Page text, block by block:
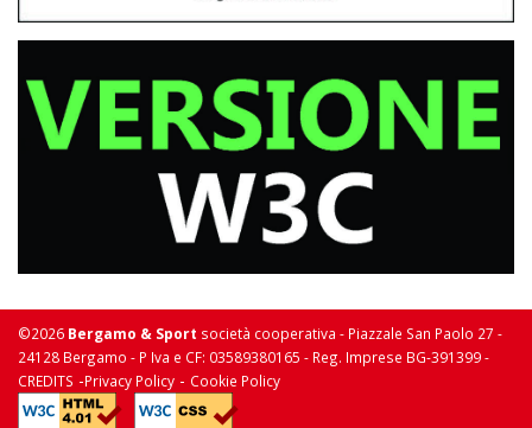
©2026 Bergamo & Sport società cooperativa - Piazzale San Paolo 27 -
24128 Bergamo - P Iva e CF: 03589380165 - Reg. Imprese BG-391399 -
CREDITS -Privacy Policy - Cookie Policy